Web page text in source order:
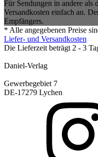
Für Sendungen in andere als
Versandkosten einfach an.
Empfängers.
* Alle angegebenen Preise
Liefer- und Versandkosten
Die Lieferzeit beträgt 2 - 3
Daniel-Verlag
Gewerbegebiet 7
DE-17279 Lychen